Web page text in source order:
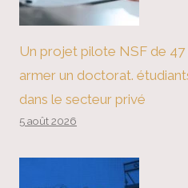
Un projet pilote NSF de
armer un doctorat.
dans le secteur privé
5 août 2026